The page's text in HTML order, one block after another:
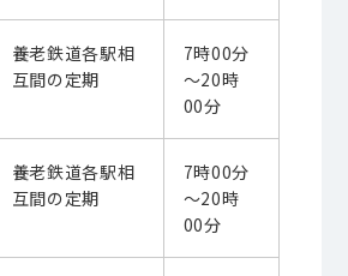
養老鉄道各駅相
互間の定期
7時00分
～20時
00分
養老鉄道各駅相
互間の定期
7時00分
～20時
00分